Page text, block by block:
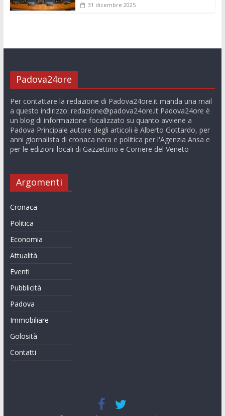
31 dicembre 2025
Padova24ore
Per contattare la redazione di Padova24ore.it manda una mail
a questo indirizzo: redazione@padova24ore.itPadova24ore è
un blog di informazione focalizzato su quanto avviene a
Padova Principale autore degli articoli è Alberto Gottardo, per
anni giornalista di cronaca nera e politica per l'Agenzia Ansa e
per le edizioni locali di Gazzettino e Corriere del Veneto
Argomenti
Cronaca
Politica
Economia
Attualità
Eventi
Pubblicità
Padova
Immobiliare
Golosità
Contatti